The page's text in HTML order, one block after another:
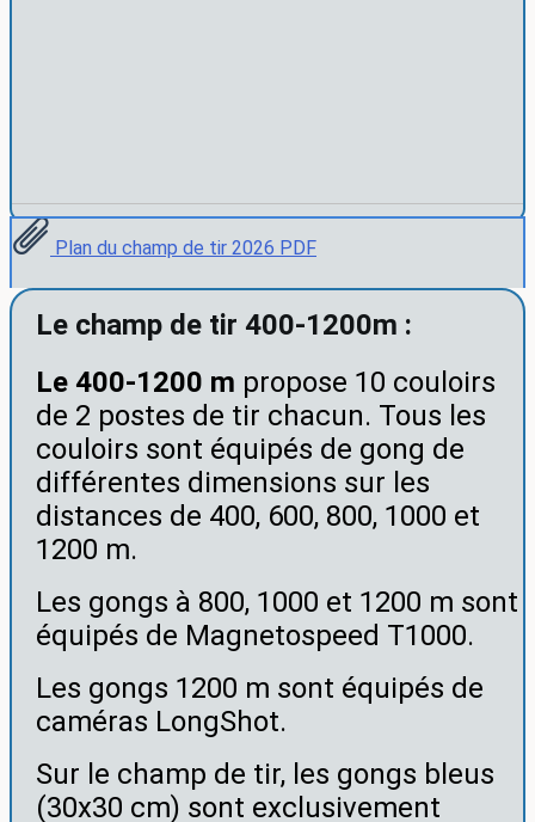
Plan du champ de tir 2026 PDF
Le champ de tir 400-1200m :
Le 400-1200 m propose 10 couloirs
de 2 postes de tir chacun. Tous les
couloirs sont équipés de gong de
différentes dimensions sur les
distances de 400, 600, 800, 1000 et
1200 m.
Les gongs à 800, 1000 et 1200 m sont
équipés de Magnetospeed T1000.
Les gongs 1200 m sont équipés de
caméras LongShot.
Sur le champ de tir, les gongs bleus
(30x30 cm) sont exclusivement